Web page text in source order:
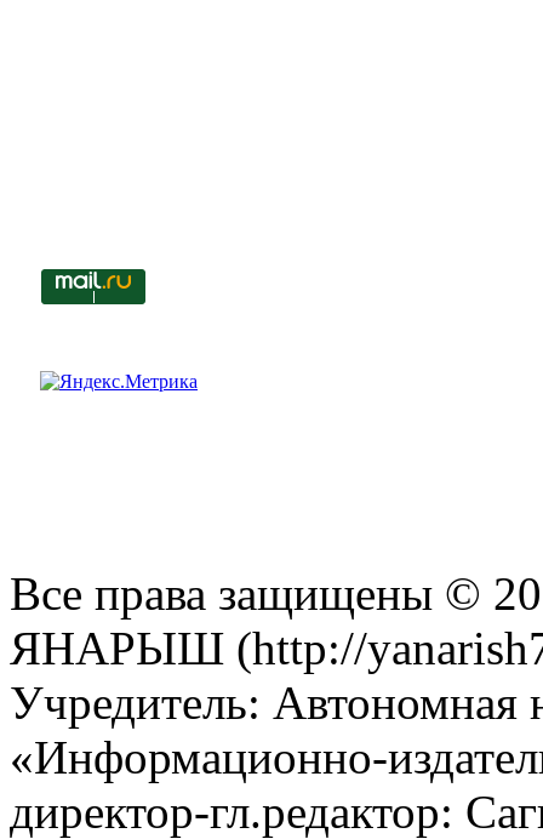
Все права защищены ©
ЯНАРЫШ (http://
Учредитель: Автономная
«Информационно-
директор-гл.редактор: